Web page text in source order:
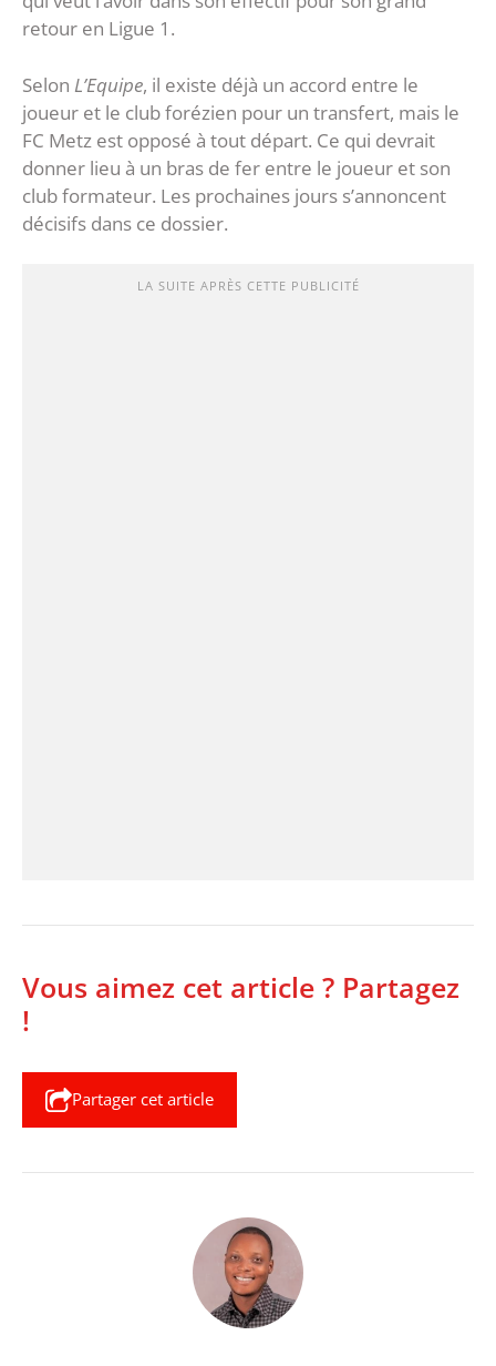
retour en Ligue 1.
Selon L’Equipe, il existe déjà un accord entre le
joueur et le club forézien pour un transfert, mais le
FC Metz est opposé à tout départ. Ce qui devrait
donner lieu à un bras de fer entre le joueur et son
club formateur. Les prochaines jours s’annoncent
décisifs dans ce dossier.
LA SUITE APRÈS CETTE PUBLICITÉ
Vous aimez cet article ? Partagez
!
Partager cet article